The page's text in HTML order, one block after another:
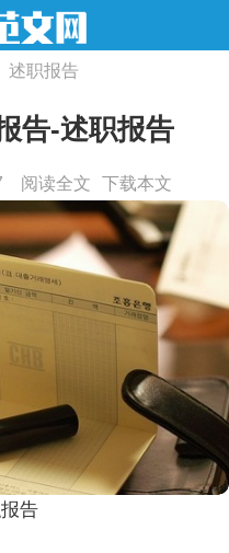
述职报告
告-述职报告
阅读全文 下载本文
告